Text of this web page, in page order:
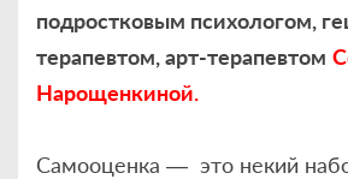
подростковым психологом,
терапевтом, арт-терапевтом
Нарощенкиной.
Самооценка — это некий